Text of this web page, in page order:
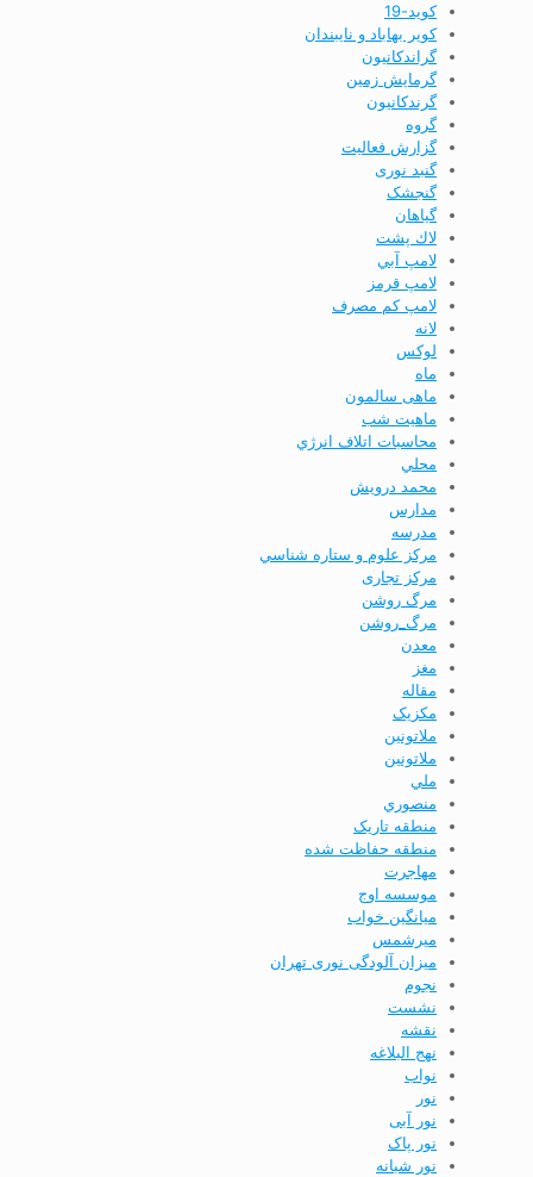
کوید-19
کویر بهاباد و نایبندان
گراندكانيون
گرمایش زمین
گرندکانیون
گروه
گزارش فعاليت
گنبد نوری
گنجشک
گياهان
لاك پشت
لامپ آبي
لامپ قرمز
لامپ كم مصرف
لانه
لوکس
ماه
ماهی سالمون
ماهیت شب
محاسبات اتلاف انرژي
محلي
محمد درویش
مدارس
مدرسه
مركز علوم و ستاره شناسي
مرکز تجاری
مرگ روشن
مرگ_روشن
معدن
مغز
مقاله
مکزیک
ملاتونين
ملاتونین
ملي
منصوري
منطقه تاریک
منطقه حفاظت شده
مهاجرت
موسسه اوج
ميانگين خواب
ميرشمس
میزان آلودگی نوری تهران
نجوم
نشست
نقشه
نهج البلاغه
نواب
نور
نور آبی
نور پاک
نور شبانه